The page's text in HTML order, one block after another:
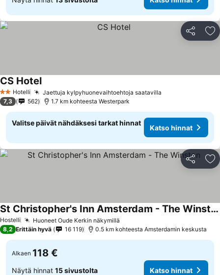
Jaa
2 Tähtiluokitus
Hotelli Jaettuja kylpyhuonevaihtoehtoja saatavilla
CS Hotel
7,3 562 1.7 km kohteesta Westerpark
Valitse päivät nähdäksesi tarkat hinnat
Katso hinnat
Jaa
Hostelli Huoneet Oude Kerkin näkymillä
St Christopher's Inn Amsterdam - The Winston
8,2 Erittäin hyvä 16 119 0.5 km kohteesta Amsterdamin keskusta
Alkaen 118 €
Näytä hinnat 15 sivustolta Katso hinnat